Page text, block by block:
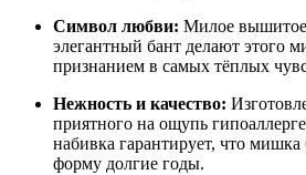
Символ любви: Милое вышитое
элегантный бант делают этого
признанием в самых тёплых
Нежность и качество:
приятного на ощупь
набивка гарантирует, что мишка
форму долгие годы.